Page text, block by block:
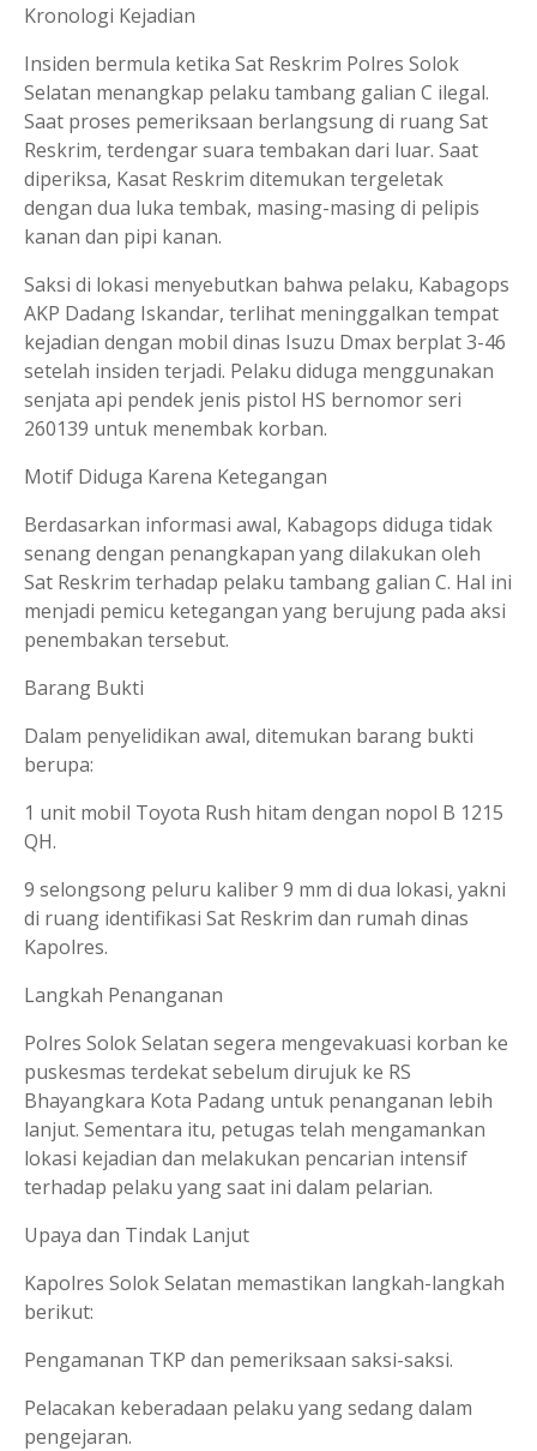
Kronologi Kejadian
Insiden bermula ketika Sat Reskrim Polres Solok
Selatan menangkap pelaku tambang galian C ilegal.
Saat proses pemeriksaan berlangsung di ruang Sat
Reskrim, terdengar suara tembakan dari luar. Saat
diperiksa, Kasat Reskrim ditemukan tergeletak
dengan dua luka tembak, masing-masing di pelipis
kanan dan pipi kanan.
Saksi di lokasi menyebutkan bahwa pelaku, Kabagops
AKP Dadang Iskandar, terlihat meninggalkan tempat
kejadian dengan mobil dinas Isuzu Dmax berplat 3-46
setelah insiden terjadi. Pelaku diduga menggunakan
senjata api pendek jenis pistol HS bernomor seri
260139 untuk menembak korban.
Motif Diduga Karena Ketegangan
Berdasarkan informasi awal, Kabagops diduga tidak
senang dengan penangkapan yang dilakukan oleh
Sat Reskrim terhadap pelaku tambang galian C. Hal ini
menjadi pemicu ketegangan yang berujung pada aksi
penembakan tersebut.
Barang Bukti
Dalam penyelidikan awal, ditemukan barang bukti
berupa:
1 unit mobil Toyota Rush hitam dengan nopol B 1215
QH.
9 selongsong peluru kaliber 9 mm di dua lokasi, yakni
di ruang identifikasi Sat Reskrim dan rumah dinas
Kapolres.
Langkah Penanganan
Polres Solok Selatan segera mengevakuasi korban ke
puskesmas terdekat sebelum dirujuk ke RS
Bhayangkara Kota Padang untuk penanganan lebih
lanjut. Sementara itu, petugas telah mengamankan
lokasi kejadian dan melakukan pencarian intensif
terhadap pelaku yang saat ini dalam pelarian.
Upaya dan Tindak Lanjut
Kapolres Solok Selatan memastikan langkah-langkah
berikut:
Pengamanan TKP dan pemeriksaan saksi-saksi.
Pelacakan keberadaan pelaku yang sedang dalam
pengejaran.